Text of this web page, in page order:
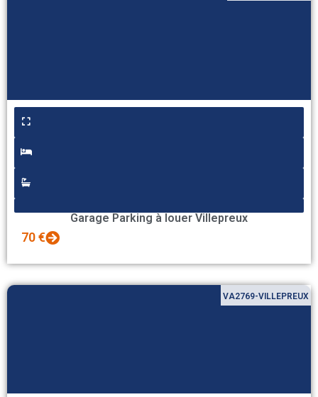
Garage Parking à louer Villepreux
70 €
VA2769-VILLEPREUX